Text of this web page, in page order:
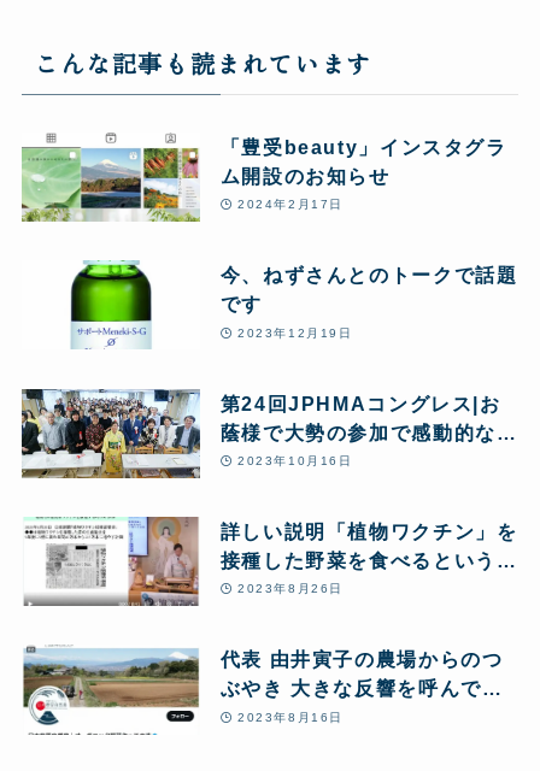
こんな記事も読まれています
「豊受beauty」インスタグラ
ム開設のお知らせ
2024年2月17日
今、ねずさんとのトークで話題
です
2023年12月19日
第24回JPHMAコングレス|お
蔭様で大勢の参加で感動的なイ
ベントとなりました
2023年10月16日
詳しい説明「植物ワクチン」を
接種した野菜を食べるというこ
とについて
2023年8月26日
代表 由井寅子の農場からのつ
ぶやき 大きな反響を呼んでい
ます 一部紹介
2023年8月16日